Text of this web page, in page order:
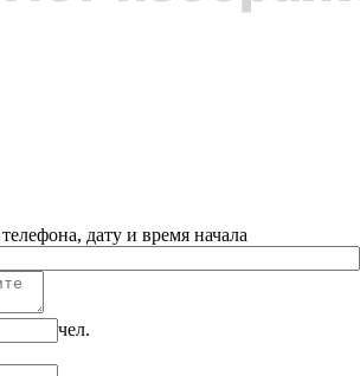
дату и время начала
чел.